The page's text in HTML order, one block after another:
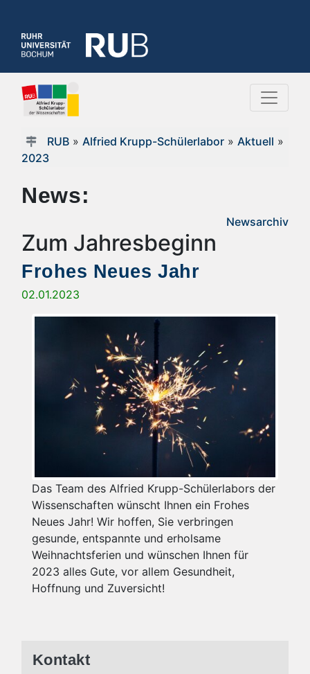
RUB» Alfried Krupp-Schülerlabor» Aktuell »
2023
News:
Newsarchiv
Zum Jahresbeginn
Frohes Neues Jahr
02.01.2023
Das Team des Alfried Krupp-Schülerlabors der
Wissenschaften wünscht Ihnen ein Frohes
Neues Jahr! Wir hoffen, Sie verbringen
gesunde, entspannte und erholsame
Weihnachtsferien und wünschen Ihnen für
2023 alles Gute, vor allem Gesundheit,
Hoffnung und Zuversicht!
Kontakt